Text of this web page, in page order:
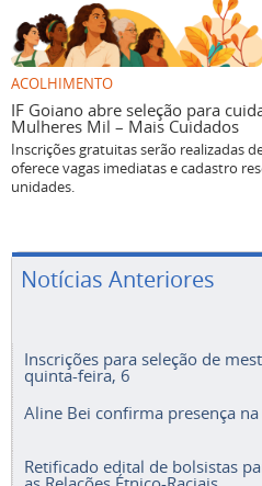
ACOLHIMENTO
IF Goiano abre seleção para
Mulheres Mil – Mais Cuidados
Inscrições gratuitas serão realizadas
oferece vagas imediatas e cadastro
unidades.
Notícias Anteriores
Inscrições para seleção de
quinta-feira, 6
Aline Bei confirma presença
Retificado edital de bolsistas